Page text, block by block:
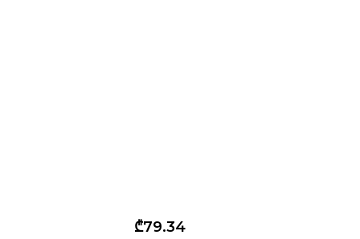
₾79.34